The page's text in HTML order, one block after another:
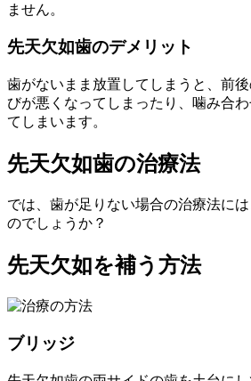
ません。
先天欠如歯のデメリット
歯がないまま放置してしまうと、前
びが悪くなってしまったり、噛み合
てしまいます。
先天欠如歯の治療法
では、歯が足りない場合の治療法に
のでしょうか？
先天欠如を補う方法
ブリッジ